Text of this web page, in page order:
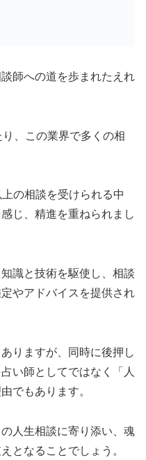
師への道を歩まれたえれ
、この業界で多くの相
の相談を受けられる中
じ、精進を重ねられまし
識と技術を駆使し、相談
やアドバイスを提供され
りますが、同時に後押し
い師としてではなく「人
でもあります。
人生相談に寄り添い、魂
となることでしょう。